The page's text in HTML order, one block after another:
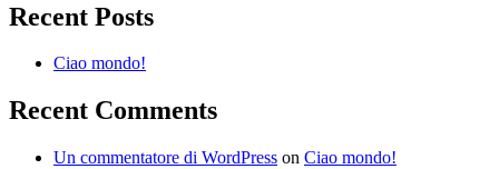
Recent Posts
Ciao mondo!
Recent Comments
Un commentatore di WordPress on Ciao mondo!